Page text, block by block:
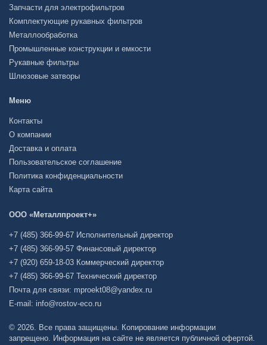
Запчасти для электрофильтров
Комплектующие рукавных фильтров
Металлообработка
Промышленные конструкции и емкости
Рукавные фильтры
Шлюзовые затворы
Меню
Контакты
О компании
Доставка и оплата
Пользовательское соглашение
Политика конфиденциальности
Карта сайта
ООО «Металлпроект+»
+7 (485) 366-99-67 Исполнительный директор
+7 (485) 366-99-57 Финансовый директор
+7 (920) 659-18-03 Коммерческий директор
+7 (485) 366-99-67 Технический директор
Почта для связи: mproekt08@yandex.ru
E-mail: info@rostov-eco.ru
© 2026. Все права защищены. Копирование информации
запрещено. Информация на сайте не является публичной офертой.